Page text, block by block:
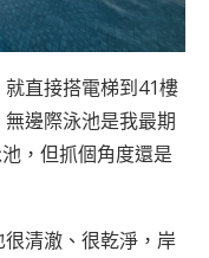
直接搭電梯到41樓
邊際泳池是我最期
，但抓個角度還是
清澈、很乾淨，岸